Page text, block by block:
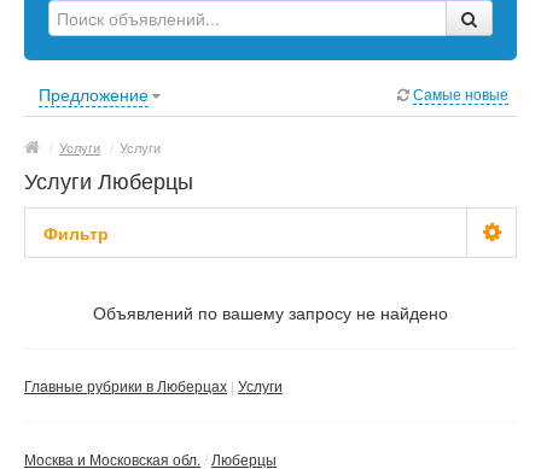
Оборудование
Предложение Самые новые
/ Услуги / Услуги
Услуги Люберцы
Фильтр
Не важно
Частные
Объявлений по вашему запросу не найдено
Главные рубрики в Люберцах Услуги
Москва и Московская обл. Люберцы